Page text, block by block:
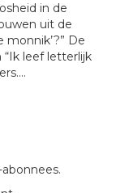
in de
uit de
monnik’?” De
leef letterlijk